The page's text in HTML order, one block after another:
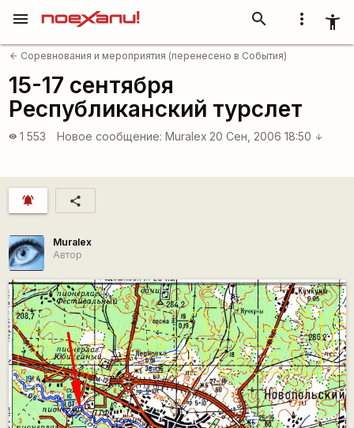
more_vert accessibility_new
search
menu
arrow_back Соревнования и мероприятия (перенесено в События)
15-17 сентября
Республиканский турслет
visibility 1 553 Новое сообщение: Muralex 20 Сен, 2006 18:50 arrow_downward
notifications_active share
Muralex
Автор